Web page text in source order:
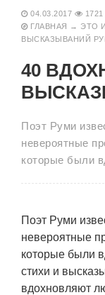
04.03.2017 1721
ГЛАВНАЯ → ЭТО
ВЫСКАЗЫВАНИЙ
40
Поэт Руми
невероятные
которые были
Поэт Руми
невероятные
которые были
стихи и
вдохновляют